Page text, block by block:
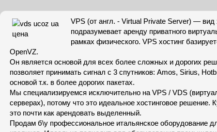
VPS (от англ. - Virtual Private Server) — вид
подразумевает аренду приватного
рамках физического. VPS хостинг
OpenVZ.
Он является основой для всех более сложных и дорогих
позволяет принимать сигнал с 3 спутников: Amos, Sirius,
основой т.к. в более дорогих пакетах.
Мы специализируемся исключительно на VPS / VDS
серверах), потому что это идеальное хостинговое решение.
это почти как арендовать выделенный.
Продам б\у профессиональное итальянское оборудование